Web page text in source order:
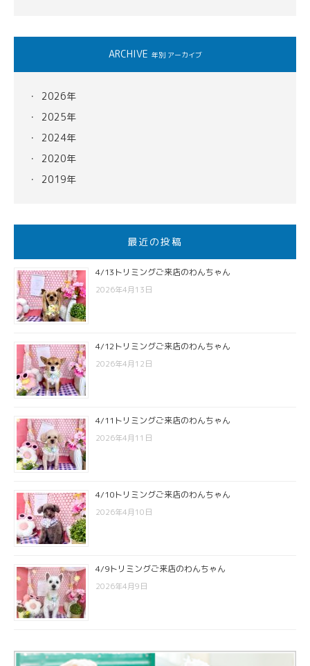
ARCHIVE 年別 アーカイブ
2026年
2025年
2024年
2020年
2019年
最近の投稿
4/13トリミングご来店のわんちゃん
2026年4月13日
4/12トリミングご来店のわんちゃん
2026年4月12日
4/11トリミングご来店のわんちゃん
2026年4月11日
4/10トリミングご来店のわんちゃん
2026年4月10日
4/9トリミングご来店のわんちゃん
2026年4月9日